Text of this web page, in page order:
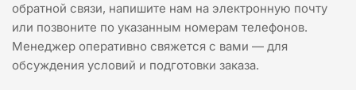
обратной связи, напишите нам на электронную почту
или позвоните по указанным номерам телефонов.
Менеджер оперативно свяжется с вами — для
обсуждения условий и подготовки заказа.